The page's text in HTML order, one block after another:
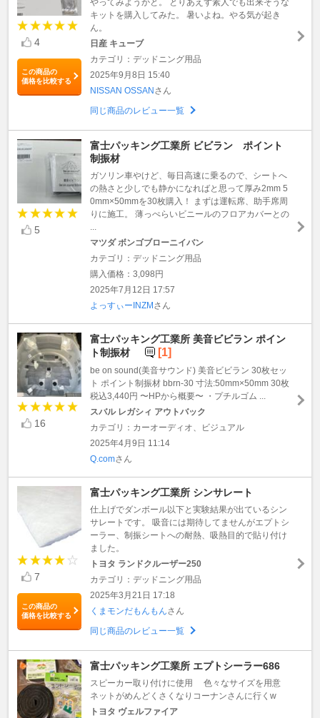
4
この商品の
価格を比較する
キットを購入してみた。 暑いよね。やる気が起き
ん。
日産 キューブ
カテゴリ：デッドニング用品
2025年9月8日 15:40
NISSAN OSSANさん
同じ商品のレビュー一覧
5
富士パッキング工業所 ビビラン ポイント
制振材
ガソリン車やけど、毎日高速に乗るので、シートへ
の熱さと少しでも静かになればと思って厚み2mm 5
0mm×50mmを30枚購入！ まずは運転席、助手席周
りに施工。 薄っぺらいビニールのフロアカバーとの
マツダ ボンゴブローニイバン
カテゴリ：デッドニング用品
購入価格：3,098円
2025年7月12日 17:57
よっすぃーINZMさん
16
富士パッキング工業所 美音ビビラン ポイン
ト制振材
[1]
be on sound(美音サウンド) 美音ビビラン 30枚セッ
ト ポイント制振材 bbrn-30 寸法:50mm×50mm 30枚
税込3,440円 〜HPから概要〜 ・プチルゴム ...
スバル レガシィ アウトバック
カテゴリ：カーオーディオ、ビジュアル
2025年4月9日 11:14
Q.comさん
7
この商品の
価格を比較する
富士パッキング工業所 シンサレート
仕上げでダンボール以下と実験結果が出ているシン
サレートです。 吸音には期待してませんがエプトシ
ーラー、制振シートへの耐熱、吸熱目的で貼り付け
ました。
トヨタ ランドクルーザー250
カテゴリ：デッドニング用品
2025年3月21日 17:18
くまモンだもんもんさん
同じ商品のレビュー一覧
富士パッキング工業所 エプトシーラー686
スピーカー取り付けに使用 色々なサイズを用意
ネットがめんどくさくなりコーナンさんに行くw
トヨタ ヴェルファイア